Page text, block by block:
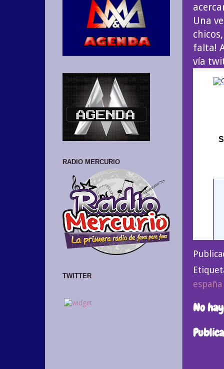
Una
falta!
vía
españa
No
RADIO MERCURIO
TWITTER